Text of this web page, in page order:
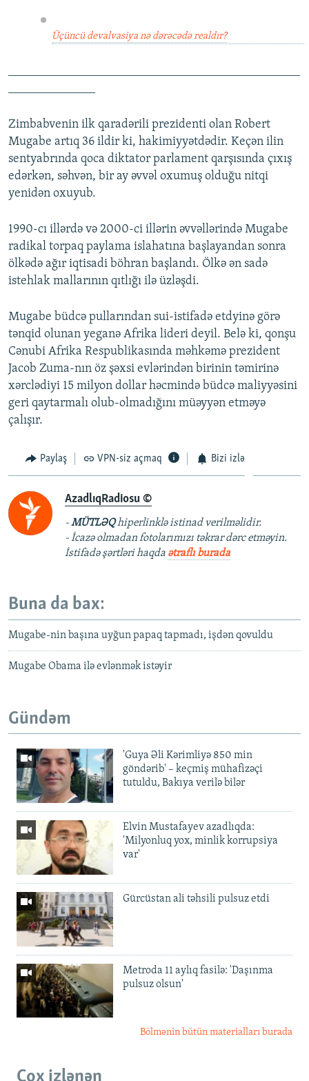
Üçüncü devalvasiya nə dərəcədə realdır?
Zimbabvenin ilk qaradərili prezidenti olan Robert
Mugabe artıq 36 ildir ki, hakimiyyətdədir. Keçən ilin
sentyabrında qoca diktator parlament qarşısında çıxış
edərkən, səhvən, bir ay əvvəl oxumuş olduğu nitqi
yenidən oxuyub.
1990-cı illərdə və 2000-ci illərin əvvəllərində Mugabe
radikal torpaq paylama islahatına başlayandan sonra
ölkədə ağır iqtisadi böhran başlandı. Ölkə ən sadə
istehlak mallarının qıtlığı ilə üzləşdi.
Mugabe büdcə pullarından sui-istifadə etdyinə görə
tənqid olunan yeganə Afrika lideri deyil. Belə ki, qonşu
Cənubi Afrika Respublikasında məhkəmə prezident
Jacob Zuma-nın öz şəxsi evlərindən birinin təmirinə
xərclədiyi 15 milyon dollar həcmində büdcə maliyyəsini
geri qaytarmalı olub-olmadığını müəyyən etməyə
çalışır.
Paylaş VPN-siz açmaq Bizi izlə
AzadlıqRadiosu ©
-MÜTLƏQhiperlinklə istinad verilməlidir.
- İcazə olmadan fotolarımızı təkrar dərc etməyin.
İstifadə şərtləri haqda ətraflı burada
Buna da bax:
Mugabe-nin başına uyğun papaq tapmadı, işdən qovuldu
Mugabe Obama ilə evlənmək istəyir
Gündəm
'Guya Əli Kərimliyə 850 min
göndərib' – keçmiş mühafizəçi
tutuldu, Bakıya verilə bilər
Elvin Mustafayev azadlıqda:
'Milyonluq yox, minlik korrupsiya
var'
Gürcüstan ali təhsili pulsuz etdi
Metroda 11 aylıq fasilə: 'Daşınma
pulsuz olsun'
Bölmənin bütün materialları burada